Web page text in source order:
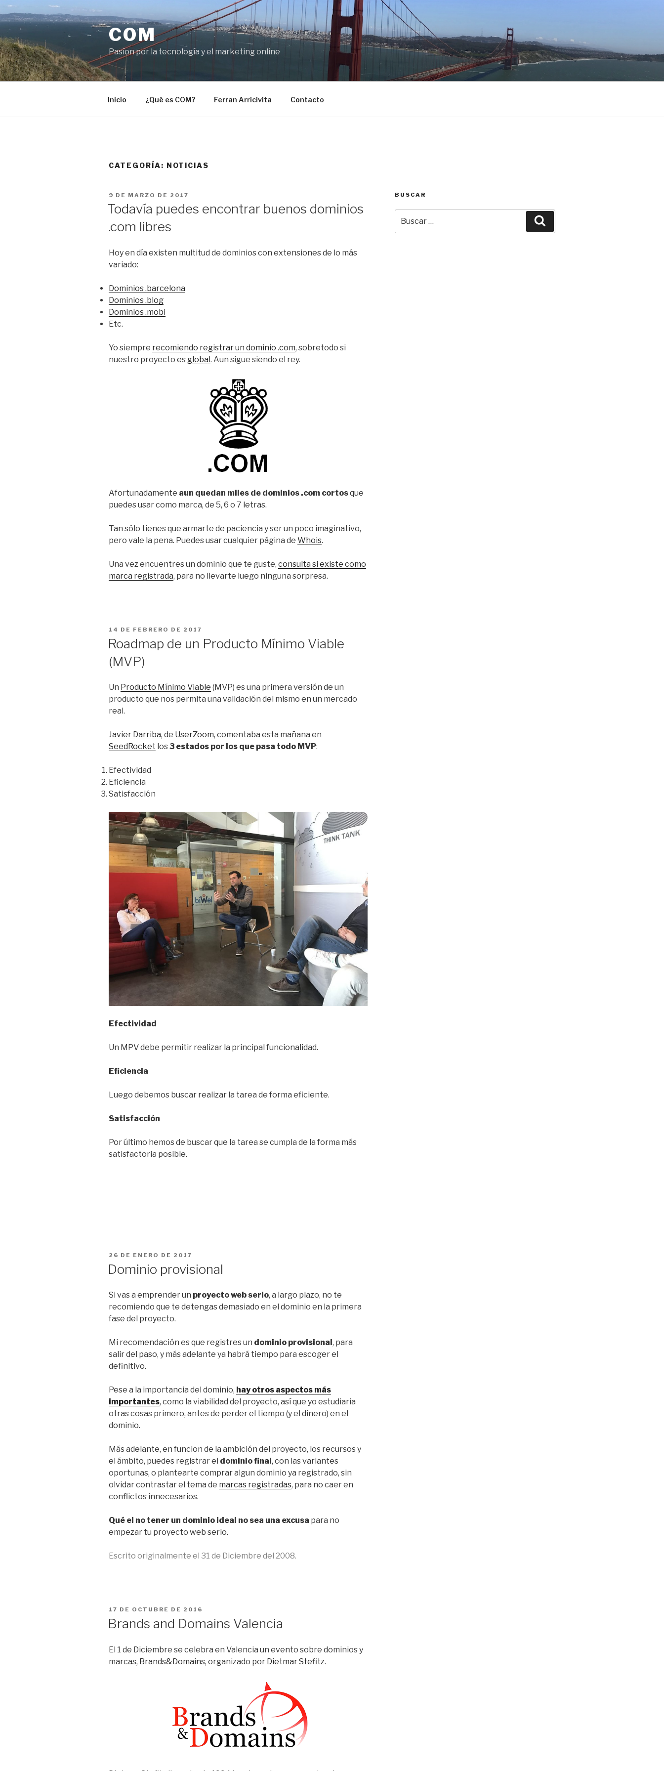
Saltar
al
contenido
COM
Pasíon por la tecnología y el marketing online
Inicio ¿Qué es COM? Ferran Arricivita Contacto
CATEGORÍA: NOTICIAS
PUBLICADO
9 DE MARZO DE 2017
Todavía puedes encontrar buenos dominios
.com libres
Hoy en día existen multitud de dominios con extensiones de lo más
variado:
Dominios .barcelona
Dominios .blog
Dominios .mobi
Etc.
Yo siempre recomiendo registrar un dominio .com, sobretodo si
nuestro proyecto es global. Aun sigue siendo el rey.
Afortunadamente aun quedan miles de dominios .com cortosque
puedes usar como marca, de 5, 6 o 7 letras.
Tan sólo tienes que armarte de paciencia y ser un poco imaginativo,
pero vale la pena. Puedes usar cualquier página de Whois.
Una vez encuentres un dominio que te guste, consulta si existe como
marca registrada, para no llevarte luego ninguna sorpresa.
PUBLICADO
14 DE FEBRERO DE 2017
Roadmap de un Producto Mínimo Viable
(MVP)
Un Producto Mínimo Viable (MVP) es una primera versión de un
producto que nos permita una validación del mismo en un mercado
real.
Javier Darriba, de UserZoom, comentaba esta mañana en
SeedRocket los3 estados por los que pasa todo MVP:
Efectividad
Eficiencia
Satisfacción
Efectividad
Un MPV debe permitir realizar la principal funcionalidad.
Eficiencia
Luego debemos buscar realizar la tarea de forma eficiente.
Satisfacción
Por último hemos de buscar que la tarea se cumpla de la forma más
satisfactoria posible.
PUBLICADO
26 DE ENERO DE 2017
Dominio provisional
Si vas a emprender un proyecto web serio, a largo plazo, no te
recomiendo que te detengas demasiado en el dominio en la primera
fase del proyecto.
Mi recomendación es que registres un dominio provisional , para
salir del paso, y más adelante ya habrá tiempo para escoger el
definitivo.
Pese a la importancia del dominio, hay otros aspectos más
importantes, como la viabilidad del proyecto, así que yo estudiaria
otras cosas primero, antes de perder el tiempo (y el dinero) en el
dominio.
Más adelante, en funcion de la ambición del proyecto, los recursos y
el ámbito, puedes registrar el dominio final , con las variantes
oportunas, o plantearte comprar algun dominio ya registrado, sin
olvidar contrastar el tema de marcas registradas, para no caer en
conflictos innecesarios.
Qué el no tener un dominio ideal no sea una excusa para no
empezar tu proyecto web serio.
Escrito originalmente el 31 de Diciembre del 2008.
PUBLICADO
17 DE OCTUBRE DE 2016
Brands and Domains Valencia
El 1 de Diciembre se celebra en Valencia un evento sobre dominios y
marcas, Brands&Domains, organizado por Dietmar Stefitz.
BUSCAR
por: